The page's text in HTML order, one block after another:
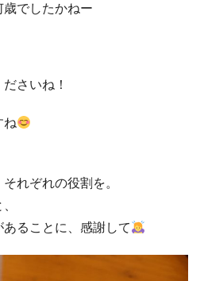
でしたかねー
さいね！
ね
れぞれの役割を。
ることに、感謝して